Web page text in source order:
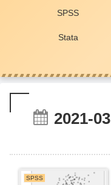
SPSS
Stata
2021-03
SPSS